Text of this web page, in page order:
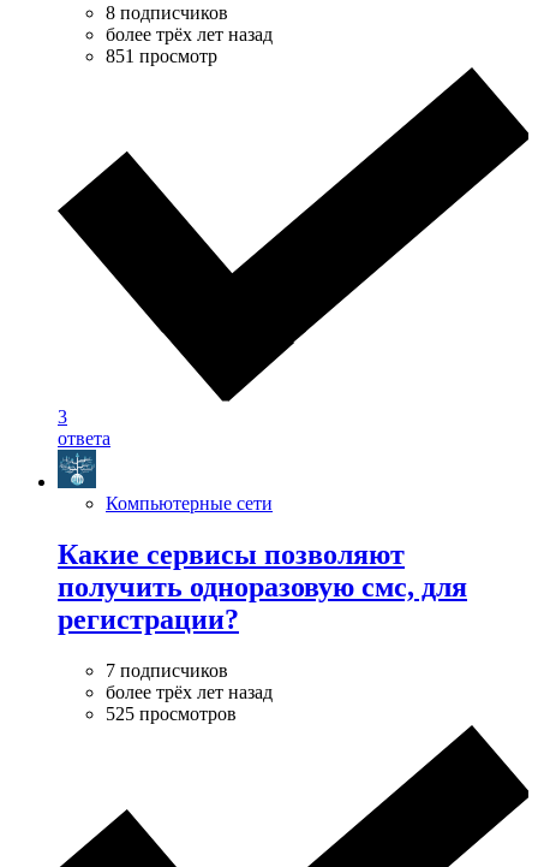
8 подписчиков
более трёх лет назад
851 просмотр
3
ответа
Компьютерные сети
Какие сервисы позволяют
получить одноразовую смс, для
регистрации?
7 подписчиков
более трёх лет назад
525 просмотров